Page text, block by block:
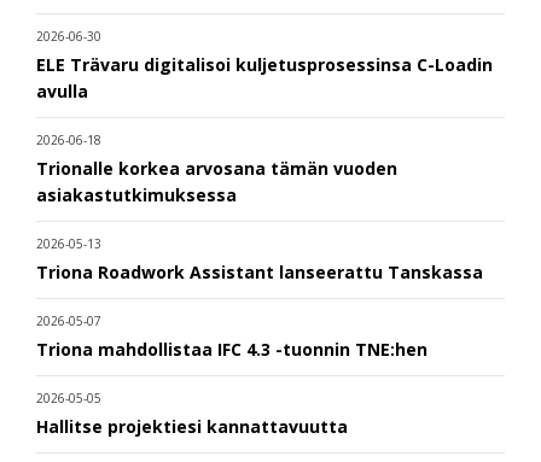
2026-06-30
ELE Trävaru digitalisoi kuljetusprosessinsa C-Loadin
avulla
2026-06-18
Trionalle korkea arvosana tämän vuoden
asiakastutkimuksessa
2026-05-13
Triona Roadwork Assistant lanseerattu Tanskassa
2026-05-07
Triona mahdollistaa IFC 4.3 -tuonnin TNE:hen
2026-05-05
Hallitse projektiesi kannattavuutta